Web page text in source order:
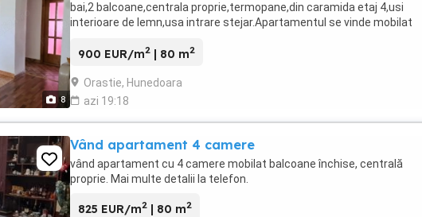
8
bai,2 balcoane,centrala proprie,termopane,din caramida etaj 4,usi
interioare de lemn,usa intrare stejar.Apartamentul se vinde mobilat
900 EUR/m2 | 80 m2
Orastie, Hunedoara
azi 19:18
Vând apartament 4 camere
vând apartament cu 4 camere mobilat balcoane închise, centrală
proprie. Mai multe detalii la telefon.
825 EUR/m2 | 80 m2